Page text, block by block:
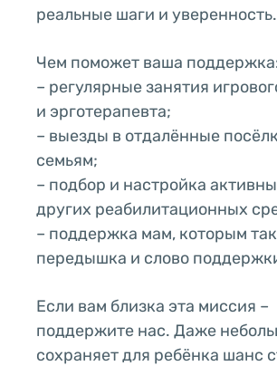
реальные шаги и уверенность.
Чем поможет ваша
– регулярные занятия
и эрготерапевта;
– выезды в отдалённые
семьям;
– подбор и настройка
других реабилитационных
– поддержка мам, которым
передышка и слово
Если вам близка эта миссия –
поддержите нас. Даже
сохраняет для ребёнка шанс